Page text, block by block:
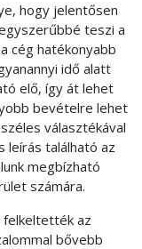
hogy jelentősen
teszi a
cég hatékonyabb
idő alatt
elő, így át lehet
bevételre lehet
választékával
leírás található az
megbízható
számára.
felkeltették az
bővebb